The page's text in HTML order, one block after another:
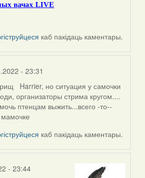
вачах LIVE
каб пакідаць каментары.
- 23:31
Harrier, но ситуация у самочки
организаторы стрима кругом....
птенцам выжить...всего -то--
каб пакідаць каментары.
- 23:44